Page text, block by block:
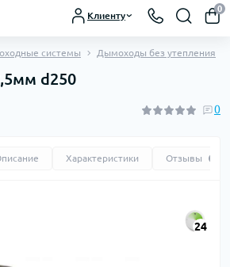
Клиенту
0
системы Дымоходы без утепления
d250
0
Характеристики Отзывы
24